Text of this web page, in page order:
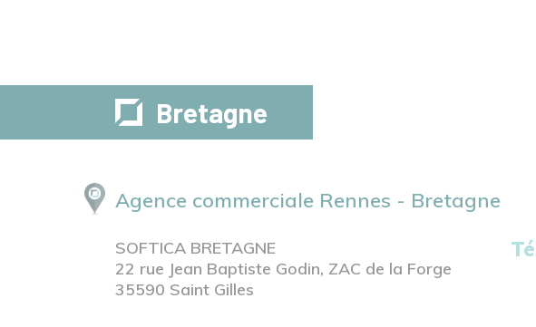
Bretagne
Agence commerciale Rennes - Bretagne
SOFTICA BRETAGNE
22 rue Jean Baptiste Godin, ZAC de la Forge
35590 Saint Gilles